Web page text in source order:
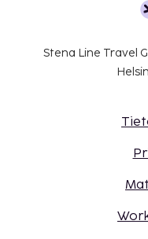
Stena Line Travel